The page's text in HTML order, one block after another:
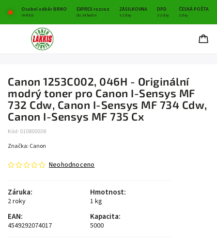
Osobní odběr BRNO EXPRES rozvoz ZÁSILKOVNA DPD ČESKÁ POŠTA
IHNED do 24 hodin 1-2 dny 1-2 dny 2 dny
Canon 1253C002, 046H - Originální
modrý toner pro Canon I-Sensys MF
732 Cdw, Canon I-Sensys MF 734 Cdw,
Canon I-Sensys MF 735 Cx
Kód: 010800038
Neohodnoceno
Záruka:
2 roky
Hmotnost:
1 kg
EAN:
4549292074017
Kapacita:
5000
Značka: Canon